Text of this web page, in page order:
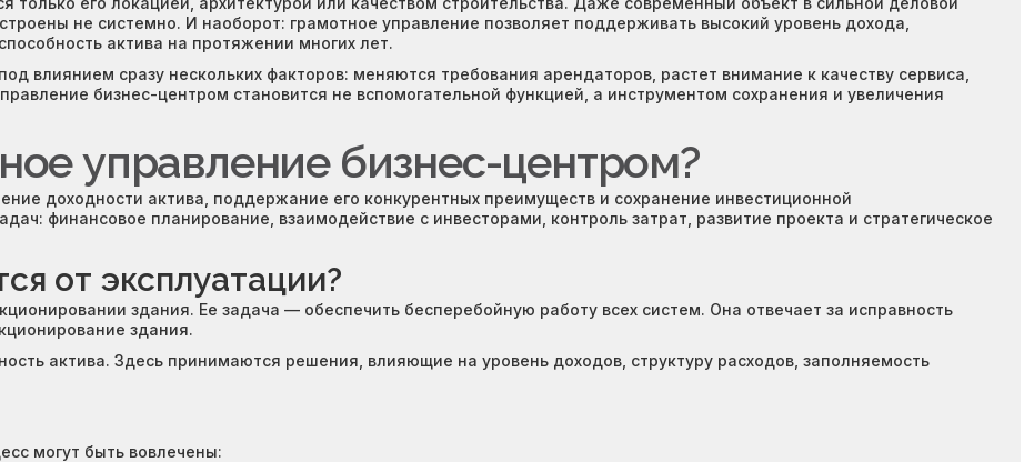
не системно. И наоборот: грамотное управление позволяет поддерживать высокий уровень дохода,
актива на протяжении многих лет.
влиянием сразу нескольких факторов: меняются требования арендаторов, растет внимание к качеству сервиса,
бизнес-центром становится не вспомогательной функцией, а инструментом сохранения и увеличения
управление бизнес-центром?
доходности актива, поддержание его конкурентных преимуществ и сохранение инвестиционной
финансовое планирование, взаимодействие с инвесторами, контроль затрат, развитие проекта и стратегическое
от эксплуатации?
здания. Ее задача — обеспечить бесперебойную работу всех систем. Она отвечает за исправность
здания.
актива. Здесь принимаются решения, влияющие на уровень доходов, структуру расходов, заполняемость
могут быть вовлечены: